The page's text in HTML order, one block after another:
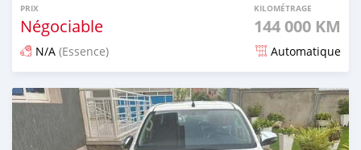
PRIX
Négociable
KILOMÉTRAGE
144 000 KM
N/A (Essence) Automatique
Publié il y a 12 mois